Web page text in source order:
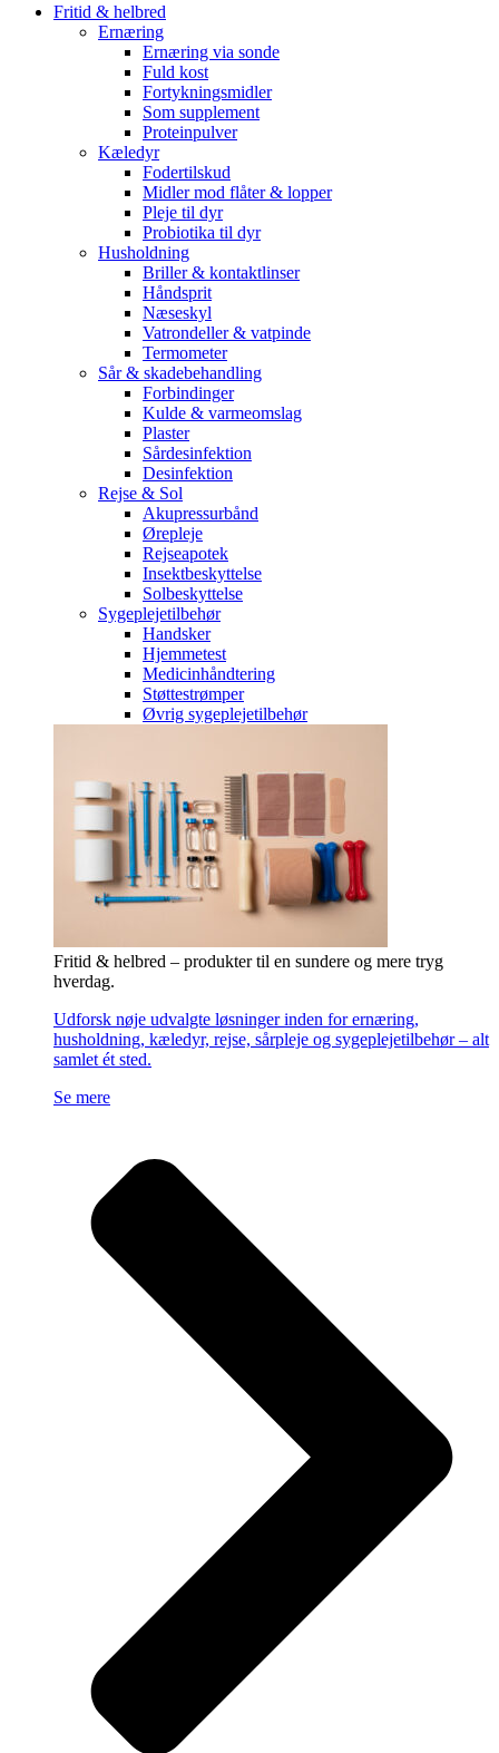
Fritid & helbred
Ernæring
Ernæring via sonde
Fuld kost
Fortykningsmidler
Som supplement
Proteinpulver
Kæledyr
Fodertilskud
Midler mod flåter & lopper
Pleje til dyr
Probiotika til dyr
Husholdning
Briller & kontaktlinser
Håndsprit
Næseskyl
Vatrondeller & vatpinde
Termometer
Sår & skadebehandling
Forbindinger
Kulde & varmeomslag
Plaster
Sårdesinfektion
Desinfektion
Rejse & Sol
Akupressurbånd
Ørepleje
Rejseapotek
Insektbeskyttelse
Solbeskyttelse
Sygeplejetilbehør
Handsker
Hjemmetest
Medicinhåndtering
Støttestrømper
Øvrig sygeplejetilbehør
Fritid & helbred – produkter til en sundere og mere tryg
hverdag.
Udforsk nøje udvalgte løsninger inden for ernæring,
husholdning, kæledyr, rejse, sårpleje og sygeplejetilbehør – alt
samlet ét sted.
Se mere